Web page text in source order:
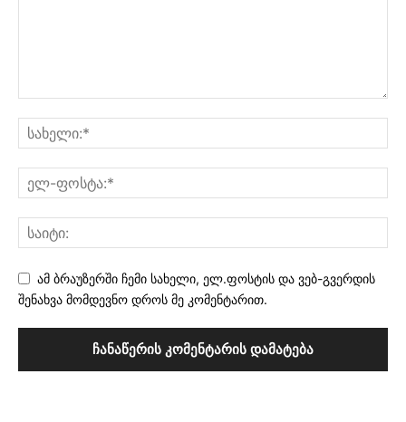
ამ ბრაუზერში ჩემი სახელი, ელ.ფოსტის და ვებ-გვერდის
შენახვა მომდევნო დროს მე კომენტარით.